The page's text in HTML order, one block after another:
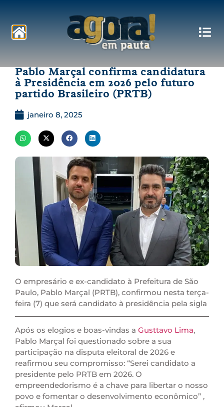
Pablo Marçal confirma candidatura
à Presidência em 2026 pelo futuro
partido Brasileiro (PRTB)
janeiro 8, 2025
O empresário e ex-candidato à Prefeitura de São
Paulo, Pablo Marçal (PRTB), confirmou nesta terça-
feira (7) que será candidato à presidência pela sigla
Após os elogios e boas-vindas a Gusttavo Lima,
Pablo Marçal foi questionado sobre a sua
participação na disputa eleitoral de 2026 e
reafirmou seu compromisso: “Serei candidato a
presidente pelo PRTB em 2026. O
empreendedorismo é a chave para libertar o nosso
povo e fomentar o desenvolvimento econômico” ,